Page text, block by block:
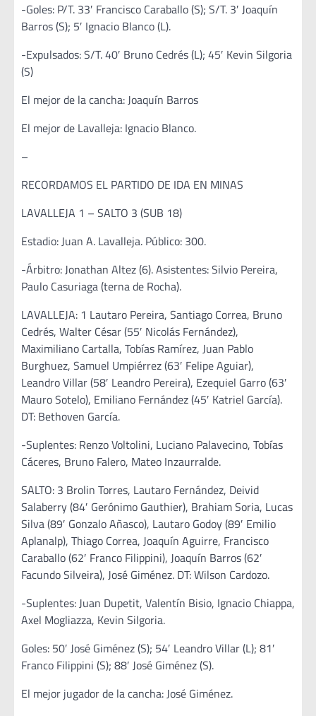
-Goles: P/T. 33′ Francisco Caraballo (S); S/T. 3′ Joaquín
Barros (S); 5′ Ignacio Blanco (L).
-Expulsados: S/T. 40′ Bruno Cedrés (L); 45′ Kevin Silgoria
(S)
El mejor de la cancha: Joaquín Barros
El mejor de Lavalleja: Ignacio Blanco.
–
RECORDAMOS EL PARTIDO DE IDA EN MINAS
LAVALLEJA 1 – SALTO 3 (SUB 18)
Estadio: Juan A. Lavalleja. Público: 300.
-Árbitro: Jonathan Altez (6). Asistentes: Silvio Pereira,
Paulo Casuriaga (terna de Rocha).
LAVALLEJA: 1 Lautaro Pereira, Santiago Correa, Bruno
Cedrés, Walter César (55′ Nicolás Fernández),
Maximiliano Cartalla, Tobías Ramírez, Juan Pablo
Burghuez, Samuel Umpiérrez (63′ Felipe Aguiar),
Leandro Villar (58′ Leandro Pereira), Ezequiel Garro (63′
Mauro Sotelo), Emiliano Fernández (45′ Katriel García).
DT: Bethoven García.
-Suplentes: Renzo Voltolini, Luciano Palavecino, Tobías
Cáceres, Bruno Falero, Mateo Inzaurralde.
SALTO: 3 Brolin Torres, Lautaro Fernández, Deivid
Salaberry (84′ Gerónimo Gauthier), Brahiam Soria, Lucas
Silva (89′ Gonzalo Añasco), Lautaro Godoy (89′ Emilio
Aplanalp), Thiago Correa, Joaquín Aguirre, Francisco
Caraballo (62′ Franco Filippini), Joaquín Barros (62′
Facundo Silveira), José Giménez. DT: Wilson Cardozo.
-Suplentes: Juan Dupetit, Valentín Bisio, Ignacio Chiappa,
Axel Mogliazza, Kevin Silgoria.
Goles: 50′ José Giménez (S); 54′ Leandro Villar (L); 81′
Franco Filippini (S); 88′ José Giménez (S).
El mejor jugador de la cancha: José Giménez.